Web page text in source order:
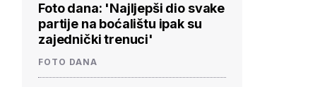
Foto dana: 'Najljepši dio svake
partije na boćalištu ipak su
zajednički trenuci'
FOTO DANA